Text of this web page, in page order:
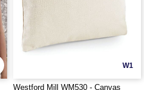
W1
Westford Mill WM530 - Canvas